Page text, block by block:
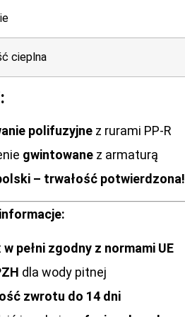
cieplna
polifuzyjne z rurami PP-R
gwintowane z armaturą
– trwałość potwierdzona!
w pełni zgodny z normami UE
dla wody pitnej
zwrotu do 14 dni